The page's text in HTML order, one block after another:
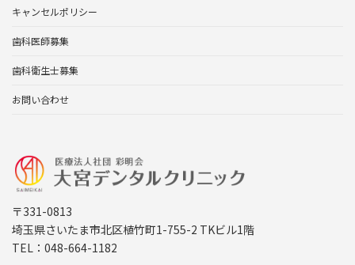
キャンセルポリシー
歯科医師募集
歯科衛生士募集
お問い合わせ
〒331-0813
埼玉県さいたま市北区植竹町1-755-2 TKビル1階
TEL：048-664-1182